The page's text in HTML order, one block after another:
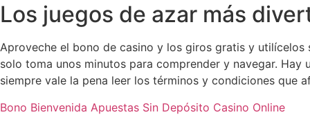
Los juegos de azar más
Aproveche el bono de casino y los giros gratis y
solo toma unos minutos para comprender y navegar.
siempre vale la pena leer los términos y condiciones que
Bono Bienvenida Apuestas Sin Depósito Casino Online